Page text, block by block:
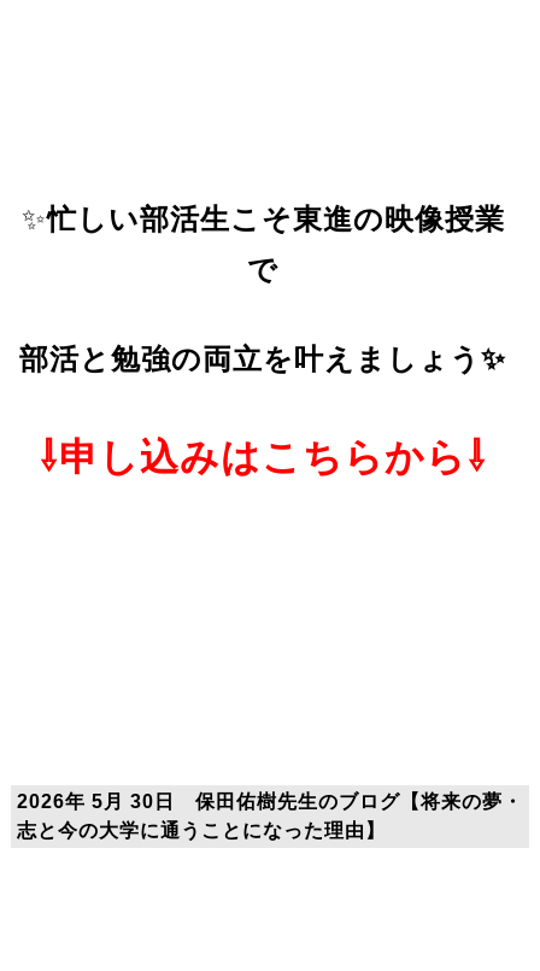
✨忙しい部活生こそ東進の映像授業
で
部活と勉強の両立を叶えましょう✨
⇩申し込みはこちらから⇩
2026年 5月 30日 保田佑樹先生のブログ【将来の夢・
志と今の大学に通うことになった理由】